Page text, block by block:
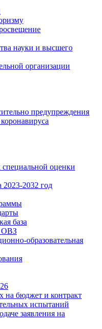
науки и высшего
организации
предупреждения
специальной оценки
2023-2032 год
база
ОВЗ
образовательная
на бюджет и контракт
испытаний
заявления на